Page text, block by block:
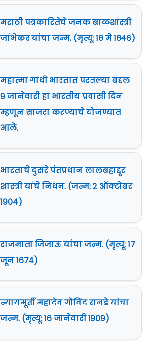
मराठी पत्रकारितेचे जनक बाळशास्त्री
जांभेकर यांचा जन्म. (मृत्यू: १८ मे १८४६)
महात्मा गांधी भारतात परतल्या बद्दल
९ जानेवारी हा भारतीय प्रवासी दिन
म्हणून साजरा करण्याचे योजण्यात
आले.
भारताचे दुसरे पंतप्रधान लालबहाद्दूर
शास्त्री यांचे निधन. (जन्म: २ ऑक्टोबर
१९०४)
राजमाता जिजाऊ यांचा जन्म. (मृत्यू: १७
जून १६७४)
न्यायमूर्ती महादेव गोविंद रानडे यांचा
जन्म. (मृत्यू: १६ जानेवारी १९०९)